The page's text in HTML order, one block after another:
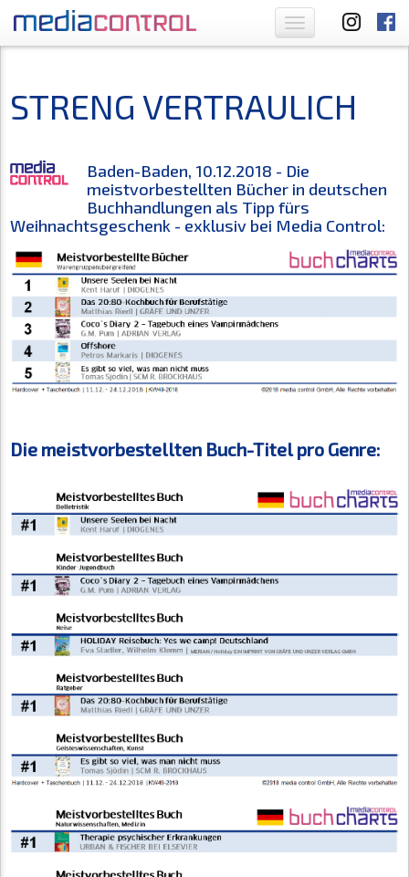
Toggle
navigation
STRENG VERTRAULICH
Baden-Baden, 10.12.2018 - Die
meistvorbestellten Bücher in deutschen
Buchhandlungen als Tipp fürs
Weihnachtsgeschenk - exklusiv bei Media Control:
Die meistvorbestellten Buch-Titel pro Genre: